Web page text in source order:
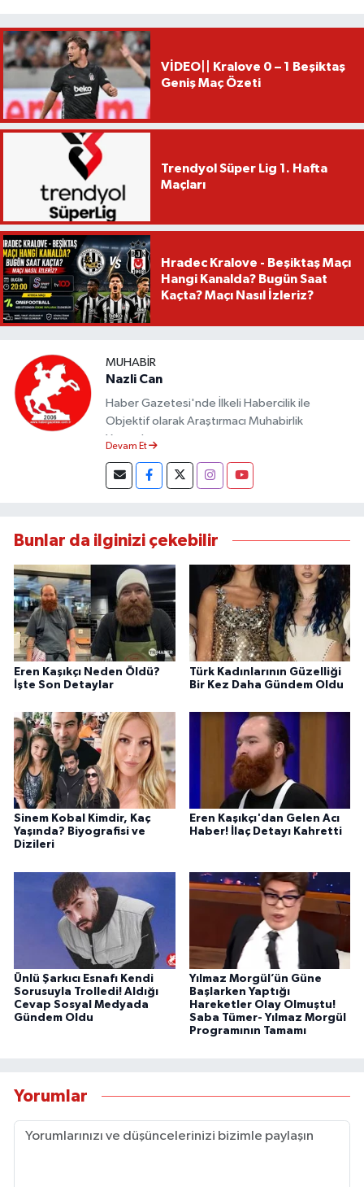
VİDEO|| Kralove 0 – 1 Beşiktaş
Geniş Maç Özeti
Trendyol Süper Lig 1. Hafta
Maçları
Hradec Kralove - Beşiktaş Maçı
Hangi Kanalda? Bugün Saat
Kaçta? Maçı Nasıl İzleriz?
MUHABIR
Nazli Can
Haber Gazetesi'nde İlkeli Habercilik ile
Objektif olarak Araştırmacı Muhabirlik
Yapmaktayım.
Devam Et
Bunlar da ilginizi çekebilir
Eren Kaşıkçı Neden Öldü?
İşte Son Detaylar
Türk Kadınlarının Güzelliği
Bir Kez Daha Gündem Oldu
Sinem Kobal Kimdir, Kaç
Yaşında? Biyografisi ve
Dizileri
Eren Kaşıkçı'dan Gelen Acı
Haber! İlaç Detayı Kahretti
Ünlü Şarkıcı Esnafı Kendi
Sorusuyla Trolledi! Aldığı
Cevap Sosyal Medyada
Gündem Oldu
Yılmaz Morgül’ün Güne
Başlarken Yaptığı
Hareketler Olay Olmuştu!
Saba Tümer- Yılmaz Morgül
Programının Tamamı
Yorumlar